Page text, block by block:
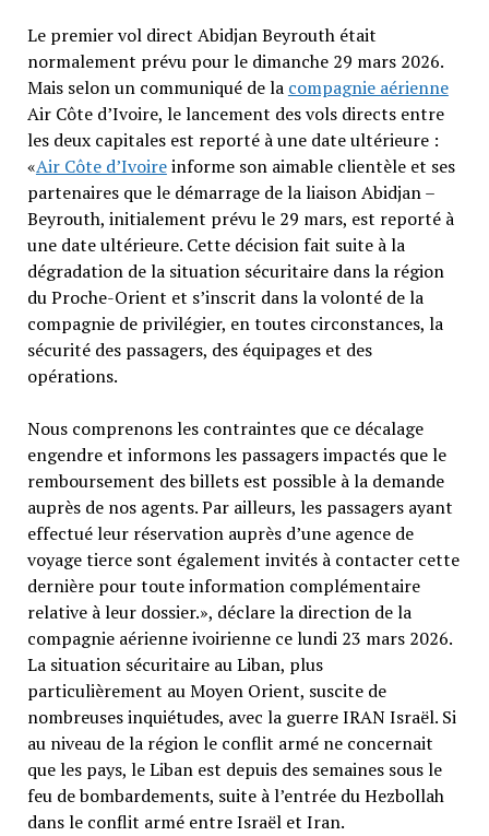
Le premier vol direct Abidjan Beyrouth était
normalement prévu pour le dimanche 29 mars 2026.
Mais selon un communiqué de la compagnie aérienne
Air Côte d’Ivoire, le lancement des vols directs entre
les deux capitales est reporté à une date ultérieure :
«Air Côte d’Ivoireinforme son aimable clientèle et ses
partenaires que le démarrage de la liaison Abidjan –
Beyrouth, initialement prévu le 29 mars, est reporté à
une date ultérieure. Cette décision fait suite à la
dégradation de la situation sécuritaire dans la région
du Proche-Orient et s’inscrit dans la volonté de la
compagnie de privilégier, en toutes circonstances, la
sécurité des passagers, des équipages et des
opérations.
Nous comprenons les contraintes que ce décalage
engendre et informons les passagers impactés que le
remboursement des billets est possible à la demande
auprès de nos agents. Par ailleurs, les passagers ayant
effectué leur réservation auprès d’une agence de
voyage tierce sont également invités à contacter cette
dernière pour toute information complémentaire
relative à leur dossier.», déclare la direction de la
compagnie aérienne ivoirienne ce lundi 23 mars 2026.
La situation sécuritaire au Liban, plus
particulièrement au Moyen Orient, suscite de
nombreuses inquiétudes, avec la guerre IRAN Israël. Si
au niveau de la région le conflit armé ne concernait
que les pays, le Liban est depuis des semaines sous le
feu de bombardements, suite à l’entrée du Hezbollah
dans le conflit armé entre Israël et Iran.